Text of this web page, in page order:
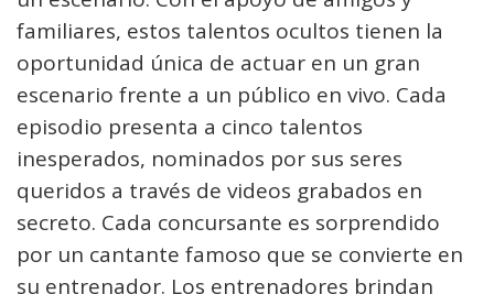
familiares, estos talentos ocultos tienen la
oportunidad única de actuar en un gran
escenario frente a un público en vivo. Cada
episodio presenta a cinco talentos
inesperados, nominados por sus seres
queridos a través de videos grabados en
secreto. Cada concursante es sorprendido
por un cantante famoso que se convierte en
su entrenador. Los entrenadores brindan